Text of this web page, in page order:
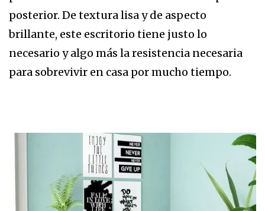
posterior. De textura lisa y de aspecto
brillante, este escritorio tiene justo lo
necesario y algo más la resistencia necesaria
para sobrevivir en casa por mucho tiempo.